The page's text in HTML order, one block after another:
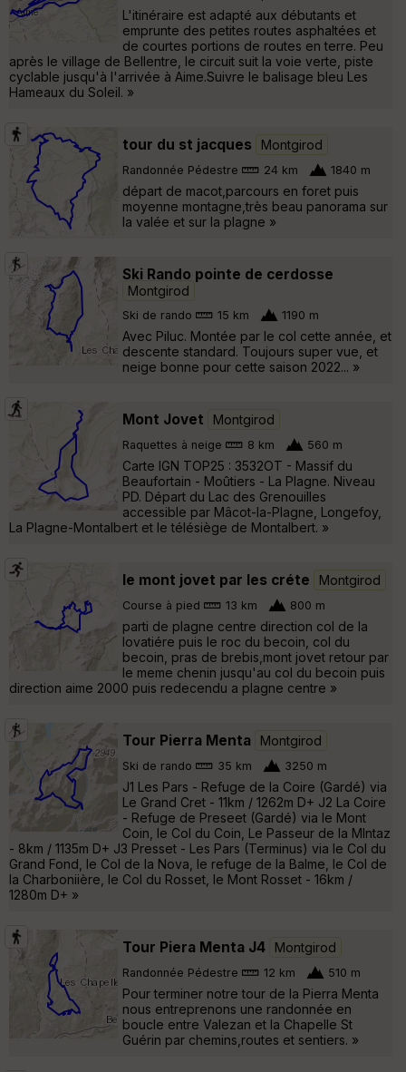
L'itinéraire est adapté aux débutants et
emprunte des petites routes asphaltées et
de courtes portions de routes en terre. Peu
après le village de Bellentre, le circuit suit la voie verte, piste
cyclable jusqu'à l'arrivée à Aime.Suivre le balisage bleu Les
Hameaux du Soleil. »
tour du st jacques Montgirod
Randonnée Pédestre 24 km 1840 m
départ de macot,parcours en foret puis
moyenne montagne,très beau panorama sur
la valée et sur la plagne »
Ski Rando pointe de cerdosse
Montgirod
Ski de rando 15 km 1190 m
Avec Piluc. Montée par le col cette année, et
descente standard. Toujours super vue, et
neige bonne pour cette saison 2022... »
Mont Jovet Montgirod
Raquettes à neige 8 km 560 m
Carte IGN TOP25 : 3532OT - Massif du
Beaufortain - Moûtiers - La Plagne. Niveau
PD. Départ du Lac des Grenouilles
accessible par Mâcot-la-Plagne, Longefoy,
La Plagne-Montalbert et le télésiège de Montalbert. »
le mont jovet par les créte Montgirod
Course à pied 13 km 800 m
parti de plagne centre direction col de la
lovatiére puis le roc du becoin, col du
becoin, pras de brebis,mont jovet retour par
le meme chenin jusqu'au col du becoin puis
direction aime 2000 puis redecendu a plagne centre »
Tour Pierra Menta Montgirod
Ski de rando 35 km 3250 m
J1 Les Pars - Refuge de la Coire (Gardé) via
Le Grand Cret - 11km / 1262m D+ J2 La Coire
- Refuge de Preseet (Gardé) via le Mont
Coin, le Col du Coin, Le Passeur de la MIntaz
- 8km / 1135m D+ J3 Presset - Les Pars (Terminus) via le Col du
Grand Fond, le Col de la Nova, le refuge de la Balme, le Col de
la Charboniière, le Col du Rosset, le Mont Rosset - 16km /
1280m D+ »
Tour Piera Menta J4 Montgirod
Randonnée Pédestre 12 km 510 m
Pour terminer notre tour de la Pierra Menta
nous entreprenons une randonnée en
boucle entre Valezan et la Chapelle St
Guérin par chemins,routes et sentiers. »